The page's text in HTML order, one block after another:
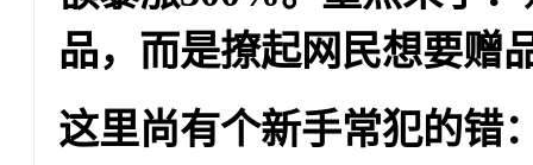
品，而是撩起网民想要赠
这里尚有个新手常犯的错